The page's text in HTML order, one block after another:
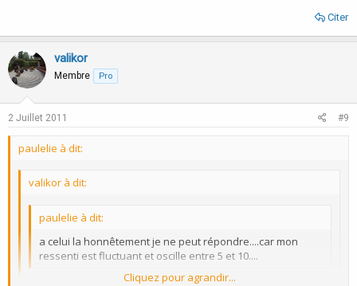
Citer
valikor
Membre Pro
2 Juillet 2011 #9
paulelie à dit:
valikor à dit:
paulelie à dit:
a celui la honnêtement je ne peut répondre....car mon
ressenti est fluctuant et oscille entre 5 et 10....
Cliquez pour agrandir...